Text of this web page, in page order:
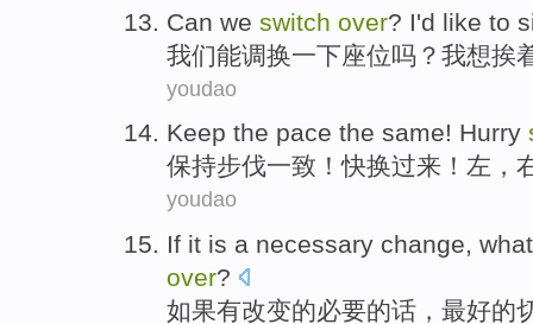
Can we switch over? I'd like to
我们能调换一下座位吗？ 我想挨
youdao
Keep the pace the same! Hurry
保持步伐一致 ！快换过来 ！ 左 ，
youdao
If it is a necessary change, what
over?
如果有改变的必要的话， 最好的